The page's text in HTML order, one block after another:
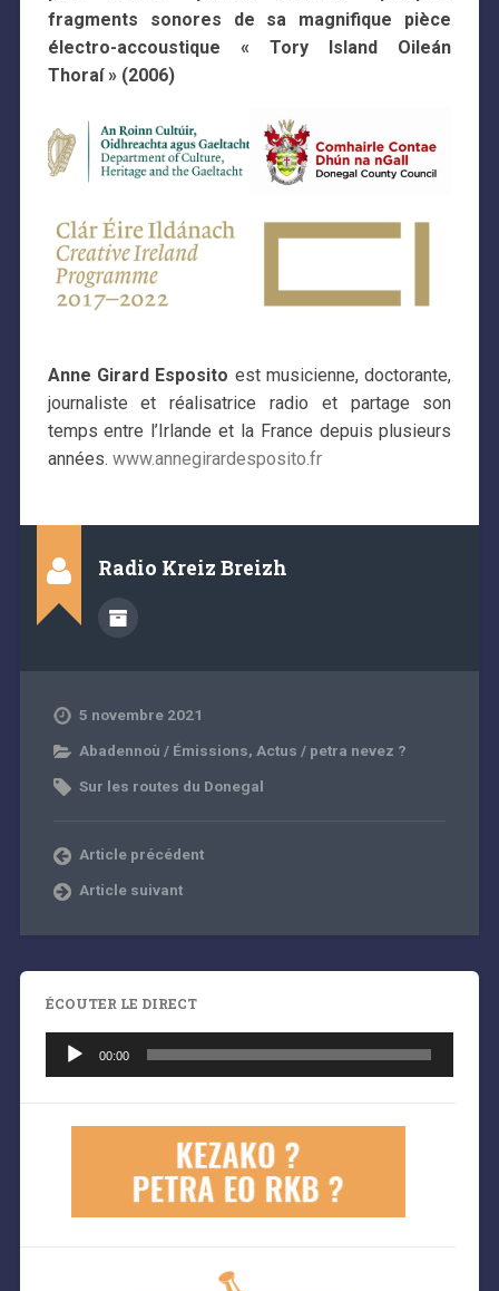
fragments sonores de sa magnifique pièce
électro-accoustique « Tory Island Oileán
Thoraí » (2006)
Anne Girard Esposito est musicienne, doctorante,
journaliste et réalisatrice radio et partage son
temps entre l’Irlande et la France depuis plusieurs
années. www.annegirardesposito.fr
Radio Kreiz Breizh
5 novembre 2021
Abadennoù / Émissions, Actus / petra nevez ?
Sur les routes du Donegal
Article précédent
Article suivant
ÉCOUTER LE DIRECT
audio
00:00